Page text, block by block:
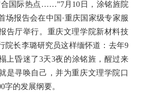
合国际热点……”7月10日，涂铭旌院
场报告会在中国·重庆国家级专家服
告厅举行。重庆文理学院新材料技
院长李璐研究员这样缅怀道：去年9
上昏迷了3天3夜的涂铭旌，醒过来
是寻唤自己，并为重庆文理学院口
字的发展纲要。